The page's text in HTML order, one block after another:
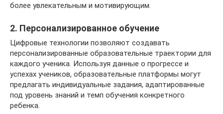
более увлекательным и мотивирующим.
2. Персонализированное обучение
Цифровые технологии позволяют создавать
персонализированные образовательные траектории для
каждого ученика. Используя данные о прогрессе и
успехах учеников, образовательные платформы могут
предлагать индивидуальные задания, адаптированные
под уровень знаний и темп обучения конкретного
ребенка.